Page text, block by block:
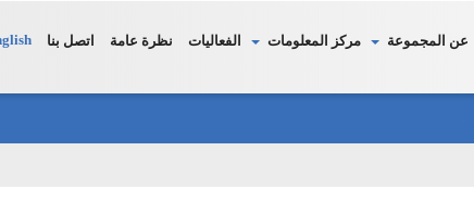
عن المجموعة مركز المعلومات الفعاليات نظرة عامة اتصل بنا